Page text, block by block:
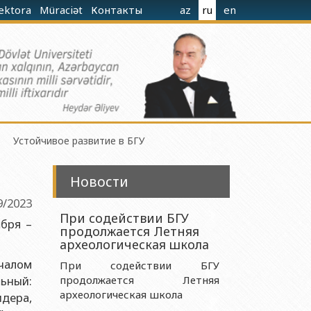
Müraciət Контакты az ru en
при Министерстве Науки и Образования
Азербайджанской Республики
и Образования Азербайджанской Республики
Устойчивое развитие в БГУ
2023
–
Новости
При содействии БГУ
продолжается Летняя
археологическая школа
При содействии БГУ
продолжается Летняя
археологическая школа